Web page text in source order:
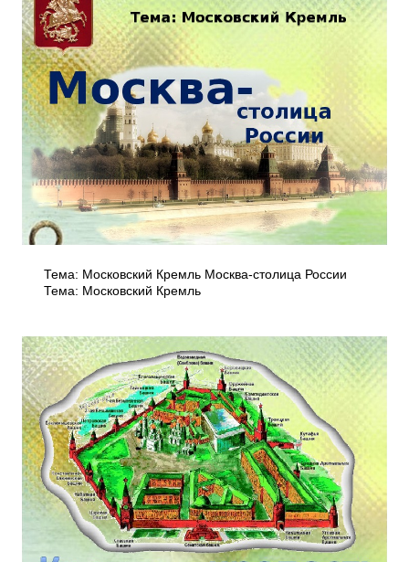
Тема: Московский Кремль Москва-столица России
Тема: Московский Кремль